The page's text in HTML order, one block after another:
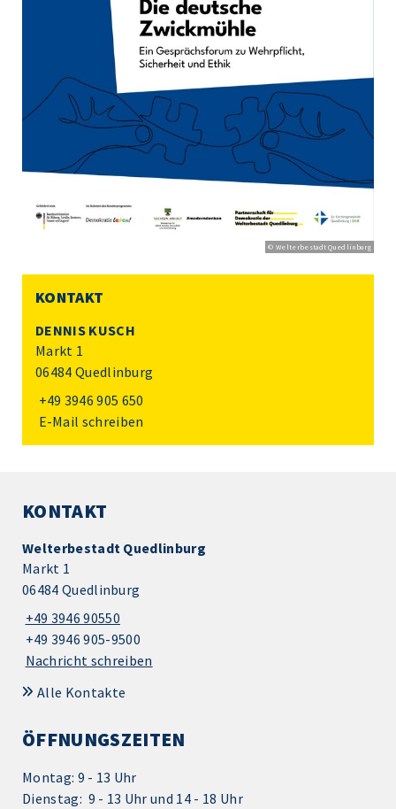
© Welterbestadt Quedlinburg
KONTAKT
DENNIS KUSCH
Markt 1
06484 Quedlinburg
+49 3946 905 650
E-Mail schreiben
KONTAKT
Welterbestadt Quedlinburg
Markt 1
06484 Quedlinburg
+49 3946 90550
+49 3946 905-9500
Nachricht schreiben
Alle Kontakte
ÖFFNUNGSZEITEN
Montag: 9 - 13 Uhr
Dienstag: 9 - 13 Uhr und 14 - 18 Uhr